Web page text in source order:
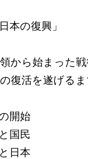
本の復興」
から始まった
復活を遂げる
開始
国民
日本